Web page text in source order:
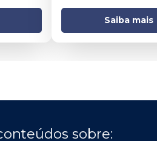
Saiba mais